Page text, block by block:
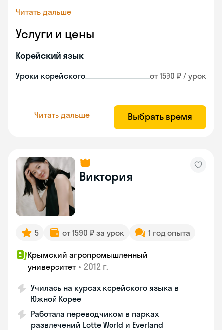
Читать дальше
Услуги и цены
Корейский язык
Уроки корейского от 1590 ₽ / урок
Читать дальше Выбрать время
Виктория
5 от 1590 ₽ за урок 1 год опыта
Крымский агропромышленный
университет • 2012 г.
Училась на курсах корейского языка в
Южной Корее
Работала переводчиком в парках
развлечений Lotte World и Everland